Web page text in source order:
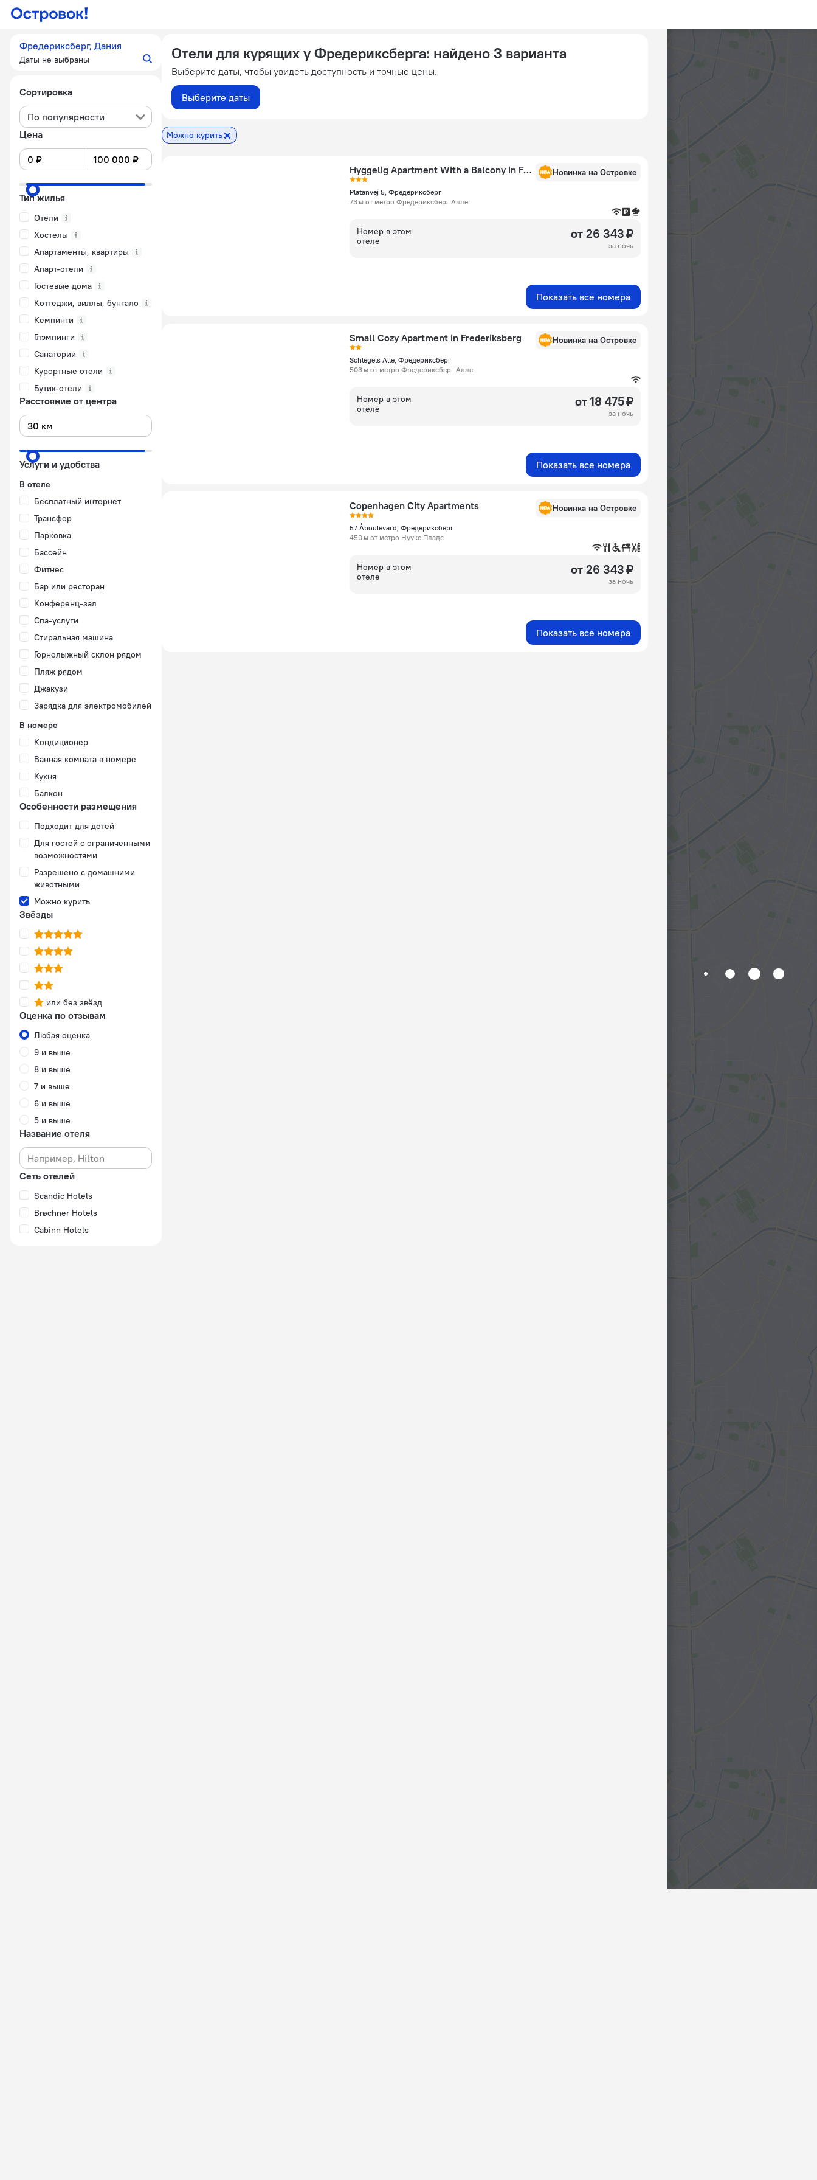
Фредериксберг, Дания
Даты не выбраны
Сортировка
По популярности
Цена
Тип жилья
Отели
Хостелы
Апартаменты, квартиры
Апарт-отели
Гостевые дома
Коттеджи, виллы, бунгало
Кемпинги
Глэмпинги
Санатории
Курортные отели
Бутик-отели
Расстояние от центра
Услуги и удобства
В отеле
Бесплатный интернет
Трансфер
Парковка
Бассейн
Фитнес
Бар или ресторан
Конференц-зал
Спа-услуги
Стиральная машина
Горнолыжный склон рядом
Пляж рядом
Джакузи
Зарядка для электромобилей
В номере
Кондиционер
Ванная комната в номере
Кухня
Балкон
Особенности размещения
Подходит для детей
Для гостей с ограниченными
возможностями
Разрешено с домашними
животными
Можно курить
Звёзды
или без звёзд
Оценка по отзывам
Любая оценка
9 и выше
8 и выше
7 и выше
6 и выше
5 и выше
Название отеля
Сеть отелей
Scandic Hotels
Brøchner Hotels
Cabinn Hotels
Отели для курящих у Фредериксберга: найдено 3 варианта
Выберите даты, чтобы увидеть доступность и точные цены.
Выберите даты
Можно курить
Hyggelig Apartment With a Balcony in Fancy Frederiksberg
Platanvej 5, Фредериксберг
73 м от метро Фредериксберг Алле
Новинка на Островке
Номер в этом
отеле
от 26 343 ₽
за ночь
Показать все номера
Small Cozy Apartment in Frederiksberg
Schlegels Alle, Фредериксберг
503 м от метро Фредериксберг Алле
Новинка на Островке
Номер в этом
отеле
от 18 475 ₽
за ночь
Показать все номера
Copenhagen City Apartments
57 Åboulevard, Фредериксберг
450 м от метро Нуукс Пладс
Новинка на Островке
Номер в этом
отеле
от 26 343 ₽
за ночь
Показать все номера